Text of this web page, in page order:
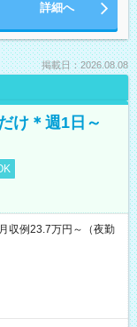
詳細へ
掲載日：2026.08.08
け＊週1日～
収例23.7万円～（夜勤